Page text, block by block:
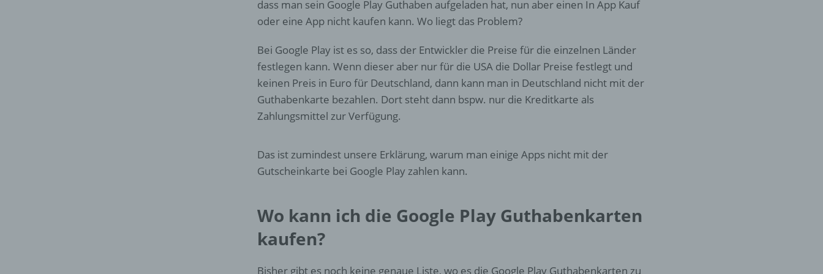
dass man sein Google Play Guthaben aufgeladen hat, nun aber einen In App Kauf
oder eine App nicht kaufen kann. Wo liegt das Problem?
Bei Google Play ist es so, dass der Entwickler die Preise für die einzelnen Länder
festlegen kann. Wenn dieser aber nur für die USA die Dollar Preise festlegt und
keinen Preis in Euro für Deutschland, dann kann man in Deutschland nicht mit der
Guthabenkarte bezahlen. Dort steht dann bspw. nur die Kreditkarte als
Zahlungsmittel zur Verfügung.
Das ist zumindest unsere Erklärung, warum man einige Apps nicht mit der
Gutscheinkarte bei Google Play zahlen kann.
Wo kann ich die Google Play Guthabenkarten
kaufen?
Bisher gibt es noch keine genaue Liste, wo es die Google Play Guthabenkarten zu
personenbezogener Daten mit dem Ziel, ihre künftige Verarbeitung
einzuschränken.
e) Profiling
personenbezogenen Daten verwendet werden, um bestimmte
persönliche Aspekte, die sich auf eine natürliche Person beziehen,
zu bewerten, insbesondere, um Aspekte bezüglich Arbeitsleistung,
natürlichen Person zu analysieren oder vorherzusagen.